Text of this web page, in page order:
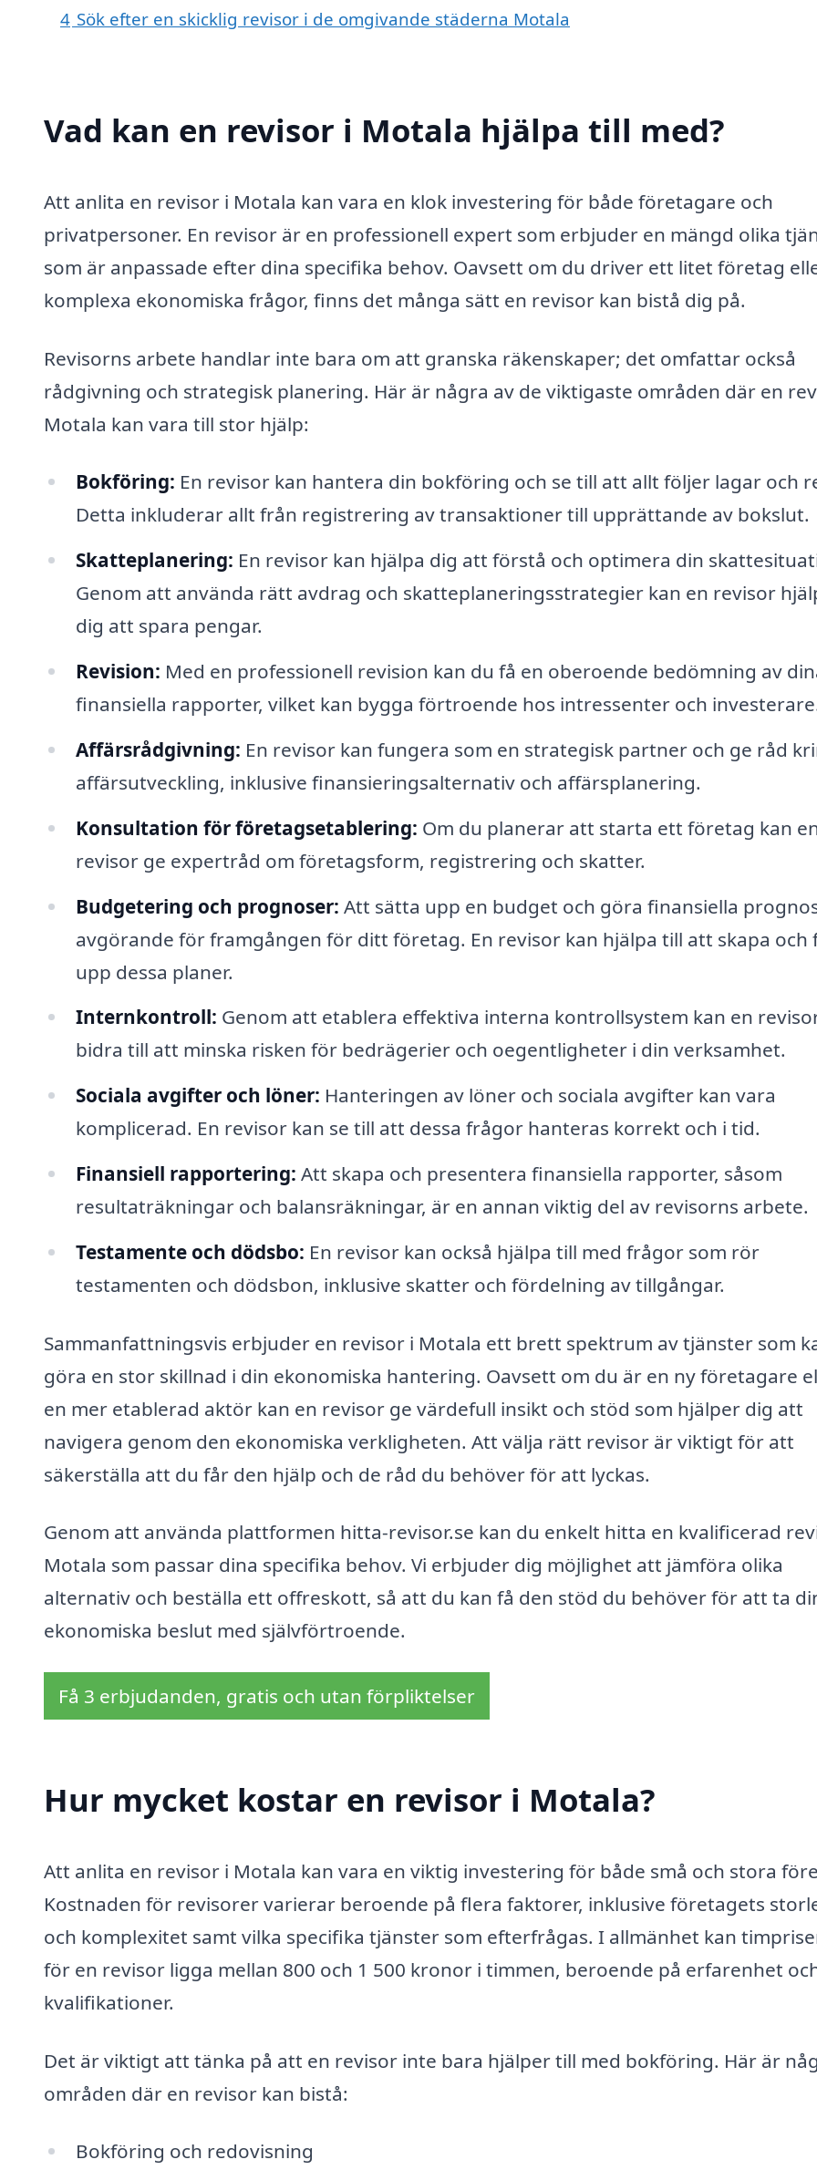
4 Sök efter en skicklig revisor i de omgivande städerna Motala
Vad kan en revisor i Motala hjälpa till med?
Att anlita en revisor i Motala kan vara en klok investering för både företagare och
privatpersoner. En revisor är en professionell expert som erbjuder en mängd olika
som är anpassade efter dina specifika behov. Oavsett om du driver ett litet företag
komplexa ekonomiska frågor, finns det många sätt en revisor kan bistå dig på.
Revisorns arbete handlar inte bara om att granska räkenskaper; det omfattar också
rådgivning och strategisk planering. Här är några av de viktigaste områden där en
Motala kan vara till stor hjälp:
Bokföring: En revisor kan hantera din bokföring och se till att allt följer lagar och
Detta inkluderar allt från registrering av transaktioner till upprättande av bokslut.
Skatteplanering: En revisor kan hjälpa dig att förstå och optimera din
Genom att använda rätt avdrag och skatteplaneringsstrategier kan en revisor
dig att spara pengar.
Revision: Med en professionell revision kan du få en oberoende bedömning av
finansiella rapporter, vilket kan bygga förtroende hos intressenter och
Affärsrådgivning: En revisor kan fungera som en strategisk partner och ge råd
affärsutveckling, inklusive finansieringsalternativ och affärsplanering.
Konsultation för företagsetablering: Om du planerar att starta ett företag kan
revisor ge expertråd om företagsform, registrering och skatter.
Budgetering och prognoser: Att sätta upp en budget och göra finansiella
avgörande för framgången för ditt företag. En revisor kan hjälpa till att skapa och
upp dessa planer.
Internkontroll: Genom att etablera effektiva interna kontrollsystem kan en
bidra till att minska risken för bedrägerier och oegentligheter i din verksamhet.
Sociala avgifter och löner: Hanteringen av löner och sociala avgifter kan vara
komplicerad. En revisor kan se till att dessa frågor hanteras korrekt och i tid.
Finansiell rapportering: Att skapa och presentera finansiella rapporter, såsom
resultaträkningar och balansräkningar, är en annan viktig del av revisorns arbete.
Testamente och dödsbo: En revisor kan också hjälpa till med frågor som rör
testamenten och dödsbon, inklusive skatter och fördelning av tillgångar.
Sammanfattningsvis erbjuder en revisor i Motala ett brett spektrum av tjänster som
göra en stor skillnad i din ekonomiska hantering. Oavsett om du är en ny företagare
en mer etablerad aktör kan en revisor ge värdefull insikt och stöd som hjälper dig att
navigera genom den ekonomiska verkligheten. Att välja rätt revisor är viktigt för att
säkerställa att du får den hjälp och de råd du behöver för att lyckas.
Genom att använda plattformen hitta-revisor.se kan du enkelt hitta en kvalificerad
Motala som passar dina specifika behov. Vi erbjuder dig möjlighet att jämföra olika
alternativ och beställa ett offreskott, så att du kan få den stöd du behöver för att ta
ekonomiska beslut med självförtroende.
Få 3 erbjudanden, gratis och utan förpliktelser
Hur mycket kostar en revisor i Motala?
Att anlita en revisor i Motala kan vara en viktig investering för både små och stora
Kostnaden för revisorer varierar beroende på flera faktorer, inklusive företagets
och komplexitet samt vilka specifika tjänster som efterfrågas. I allmänhet kan
för en revisor ligga mellan 800 och 1 500 kronor i timmen, beroende på erfarenhet
kvalifikationer.
Det är viktigt att tänka på att en revisor inte bara hjälper till med bokföring. Här är
områden där en revisor kan bistå:
Bokföring och redovisning